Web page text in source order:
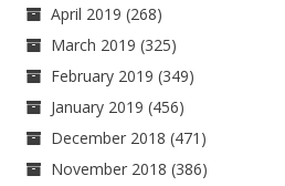
April 2019 (268)
March 2019 (325)
February 2019 (349)
January 2019 (456)
December 2018 (471)
November 2018 (386)